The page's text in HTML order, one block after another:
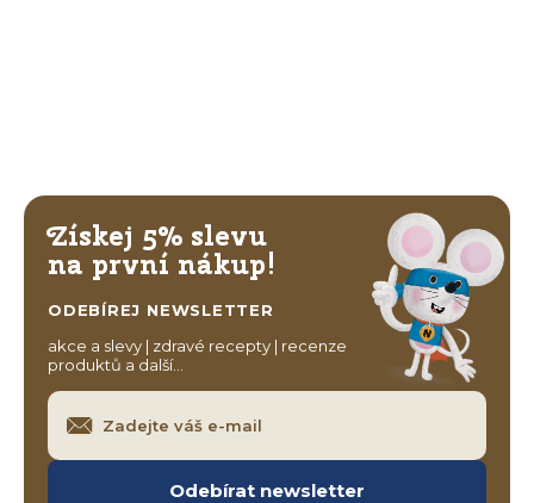
Získej 5% slevu
na první nákup!
ODEBÍREJ NEWSLETTER
akce a slevy | zdravé recepty | recenze
produktů a další…
Odebírat newsletter